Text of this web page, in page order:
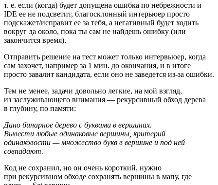
т. е. если (когда) будет допущена ошибка по небрежности и
IDE ее не подсветит, благосклонный интерьюер просто
подскажет/исправит ее за тебя, а негативный будет ходить
вокруг да около, пока ты сам не найдешь ошибку (или
закончится время).
Отправить решение на тест может только интервьюер, когда
сам захочет, например за 1 мин. до окончания, и в итоге
просто завалит кандидата, если оно не заведется из‑за ошибки.
Тем не менее, задачи довольно легкие, на мой взгляд,
из заслуживающего внимания — рекурсивный обход дерева
в глубину, по памяти:
Дано бинарное дерево с буквами в вершинах.
Вывести любые одинаковые вершины, критерий
одинаковости — множество букв в вершине и под ней
совпадают.
Код не сохранил, но он очень короткий, нужно
при рекурсивном обходе сохранять вершины в мапу, где